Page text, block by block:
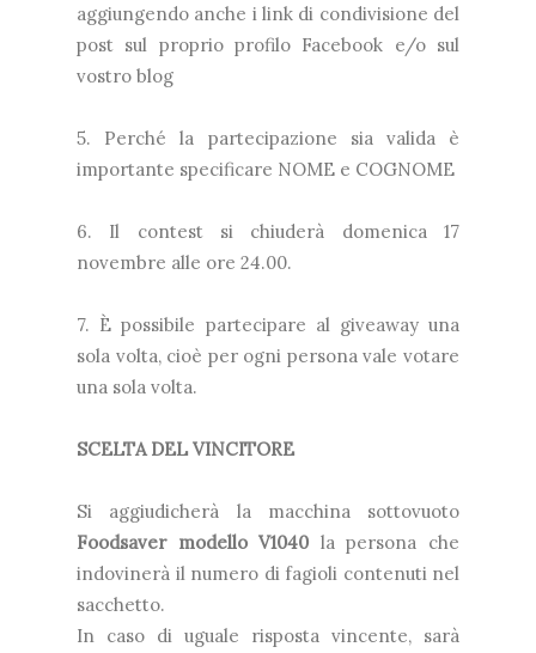
aggiungendo anche i link di condivisione del
post sul proprio profilo Facebook e/o sul
vostro blog
5. Perché la partecipazione sia valida è
importante specificare NOME e COGNOME
6. Il contest si chiuderà domenica 17
novembre alle ore 24.00.
7. È possibile partecipare al giveaway una
sola volta, cioè per ogni persona vale votare
una sola volta.
SCELTA DEL VINCITORE
Si aggiudicherà la macchina sottovuoto
Foodsaver modello V1040 la persona che
indovinerà il numero di fagioli contenuti nel
sacchetto.
In caso di uguale risposta vincente, sarà